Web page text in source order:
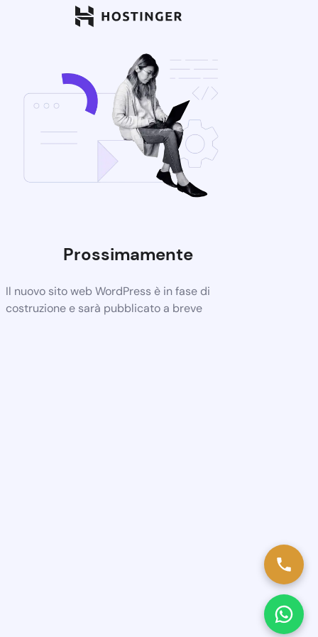
Prossimamente
Il nuovo sito web WordPress è in fase di
costruzione e sarà pubblicato a breve